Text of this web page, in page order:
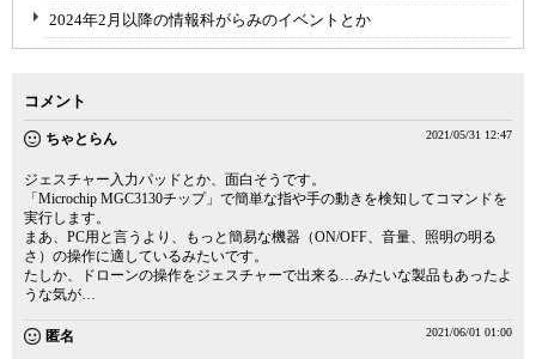
2024年2月以降の情報科がらみのイベントとか
コメント
ちゃとらん 2021/05/31 12:47
ジェスチャー入力パッドとか、面白そうです。
「Microchip MGC3130チップ」で簡単な指や手の動きを検知してコマンドを
実行します。
まあ、PC用と言うより、もっと簡易な機器（ON/OFF、音量、照明の明る
さ）の操作に適しているみたいです。
たしか、ドローンの操作をジェスチャーで出来る…みたいな製品もあったよ
うな気が…
匿名 2021/06/01 01:00